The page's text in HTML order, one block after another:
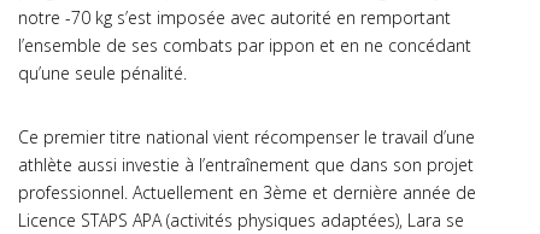
notre -70 kg s’est imposée avec autorité en remportant
l’ensemble de ses combats par ippon et en ne concédant
qu’une seule pénalité.
Ce premier titre national vient récompenser le travail d’une
athlète aussi investie à l’entraînement que dans son projet
professionnel. Actuellement en 3ème et dernière année de
Licence STAPS APA (activités physiques adaptées), Lara se